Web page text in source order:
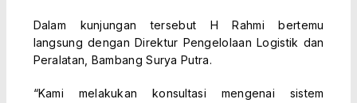
Dalam kunjungan tersebut H Rahmi bertemu
langsung dengan Direktur Pengelolaan Logistik dan
Peralatan, Bambang Surya Putra.
“Kami melakukan konsultasi mengenai sistem